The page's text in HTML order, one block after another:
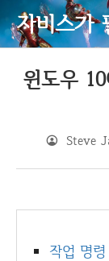
자비스가
윈도우
Steve
작업 명